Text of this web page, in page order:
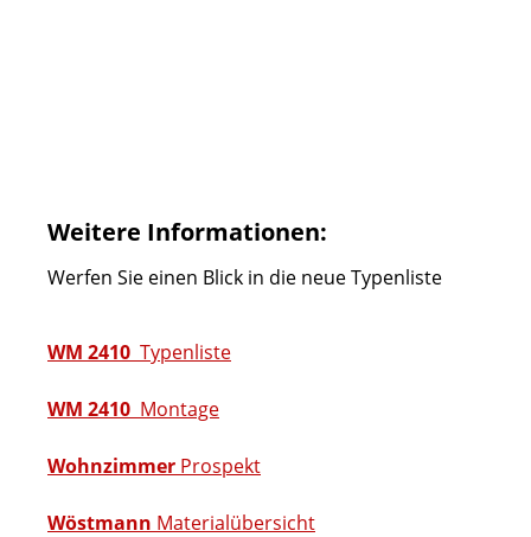
Weitere Informationen:
Werfen Sie einen Blick in die neue Typenliste
WM 2410 Typenliste
WM 2410 Montage
Wohnzimmer Prospekt
Wöstmann Materialübersicht